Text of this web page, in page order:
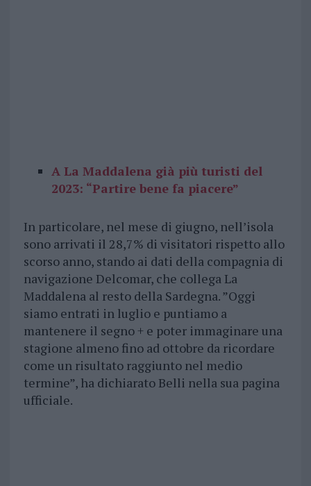
A La Maddalena già più turisti del
2023: “Partire bene fa piacere”
In particolare, nel mese di giugno, nell’isola
sono arrivati il 28,7% di visitatori rispetto allo
scorso anno, stando ai dati della compagnia di
navigazione Delcomar, che collega La
Maddalena al resto della Sardegna. ”Oggi
siamo entrati in luglio e puntiamo a
mantenere il segno + e poter immaginare una
stagione almeno fino ad ottobre da ricordare
come un risultato raggiunto nel medio
termine”, ha dichiarato Belli nella sua pagina
ufficiale.